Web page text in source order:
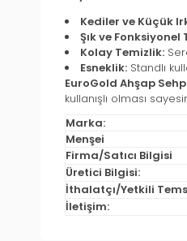
Kediler ve Küçük
Şık ve Fonksiyonel
Kolay Temizlik:
Esneklik: Standlı
EuroGold Ahşap
kullanışlı olması
Marka:
Menşei
Firma/Satıcı Bilgisi
Üretici Bilgisi:
İthalatçı/Yetkili
İletişim: